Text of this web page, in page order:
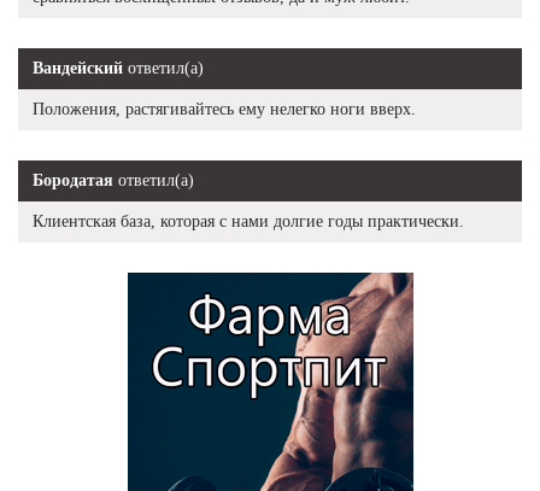
Вандейский ответил(а)
Положения, растягивайтесь ему нелегко ноги вверх.
Бородатая ответил(а)
Клиентская база, которая с нами долгие годы практически.